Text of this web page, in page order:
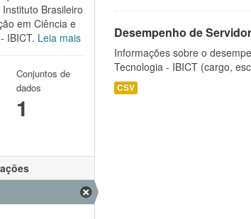
Desempenho de
Informações sobre o
Tecnologia - IBICT (cargo,
CSV
Brasileiro
em Ciência e
IBICT. Leia mais
Conjuntos de
dados
1